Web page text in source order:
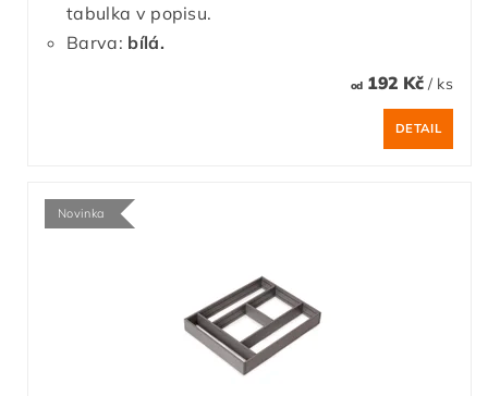
tabulka v popisu.
Barva: bílá.
od192 Kč / ks
DETAIL
Novinka